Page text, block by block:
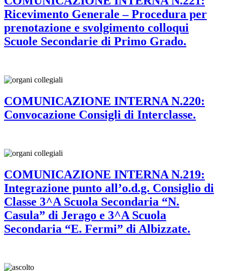
Ricevimento Generale – Procedura per
prenotazione e svolgimento colloqui
Scuole Secondarie di Primo Grado.
COMUNICAZIONE INTERNA N.220:
Convocazione Consigli di Interclasse.
COMUNICAZIONE INTERNA N.219:
Integrazione punto all’o.d.g. Consiglio di
Classe 3^A Scuola Secondaria “N.
Casula” di Jerago e 3^A Scuola
Secondaria “E. Fermi” di Albizzate.